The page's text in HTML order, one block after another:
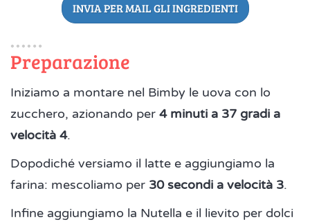
INVIA PER MAIL GLI INGREDIENTI
Preparazione
Iniziamo a montare nel Bimby le uova con lo
zucchero, azionando per 4 minuti a 37 gradi a
velocità 4.
Dopodiché versiamo il latte e aggiungiamo la
farina: mescoliamo per 30 secondi a velocità 3.
Infine aggiungiamo la Nutella e il lievito per dolci